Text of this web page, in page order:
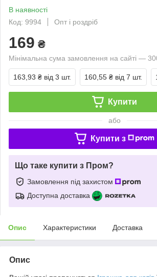
В наявності
Код: 9994
Опт і роздріб
169 ₴
Мінімальна сума замовлення на сайті —
163,93 ₴ від 3 шт. 160,55 ₴ від 7 шт.
Купити
або
Купити з
Що таке купити з Пром?
Замовлення під захистом
Доступна доставка
Опис Характеристики Доставка
Опис